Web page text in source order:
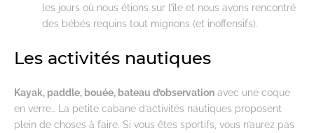
les jours où nous étions sur l’île et nous avons rencontré
des bébés requins tout mignons (et inoffensifs).
Les activités nautiques
Kayak, paddle, bouée, bateau d’observation avec une coque
en verre… La petite cabane d’activités nautiques proposent
plein de choses à faire. Si vous êtes sportifs, vous n’aurez pas